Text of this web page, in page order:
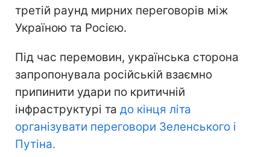
третій раунд мирних переговорів між
Україною та Росією.
Під час перемовин, українська сторона
запропонувала російській взаємно
припинити удари по критичній
інфраструктурі та до кінця літа
організувати переговори Зеленського і
Путіна.